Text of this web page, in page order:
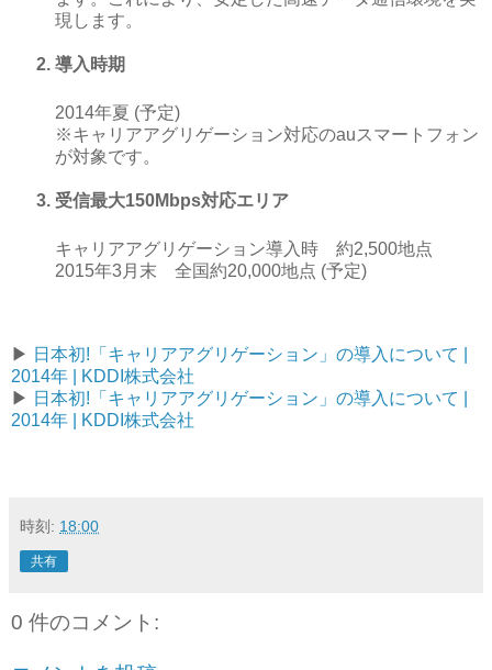
現します。
導入時期
2014年夏 (予定)
※キャリアアグリゲーション対応のauスマートフォン
が対象です。
受信最大150Mbps対応エリア
キャリアアグリゲーション導入時 約2,500地点
2015年3月末 全国約20,000地点 (予定)
▶ 日本初!「キャリアアグリゲーション」の導入について |
2014年 | KDDI株式会社
▶ 日本初!「キャリアアグリゲーション」の導入について |
2014年 | KDDI株式会社
時刻: 18:00
共有
0 件のコメント: